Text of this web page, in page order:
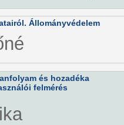
Állományvédelem
és hozadéka
felmérés